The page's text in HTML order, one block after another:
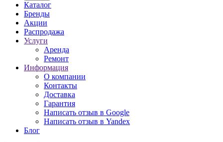
Каталог
Бренды
Акции
Распродажа
Услуги
Аренда
Ремонт
Информация
О компании
Контакты
Доставка
Гарантия
Написать отзыв в Google
Написать отзыв в Yandex
Блог